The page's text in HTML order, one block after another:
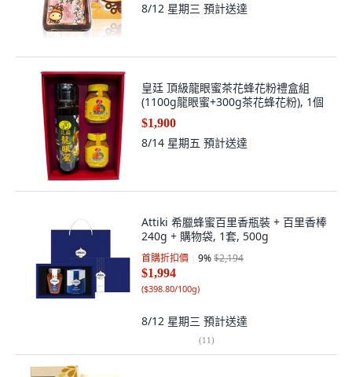
8/12 星期三 預計送達
皇廷 頂級龍眼蜜茶花蜂花粉禮盒組
(1100g龍眼蜜+300g茶花蜂花粉), 1個
$1,900
8/14 星期五 預計送達
Attiki 希臘蜂蜜百里香瓶裝 + 百里香棒
240g + 購物袋, 1套, 500g
首購折扣價 9%$2,194
$1,994
($398.80/100g)
8/12 星期三 預計送達
(11)